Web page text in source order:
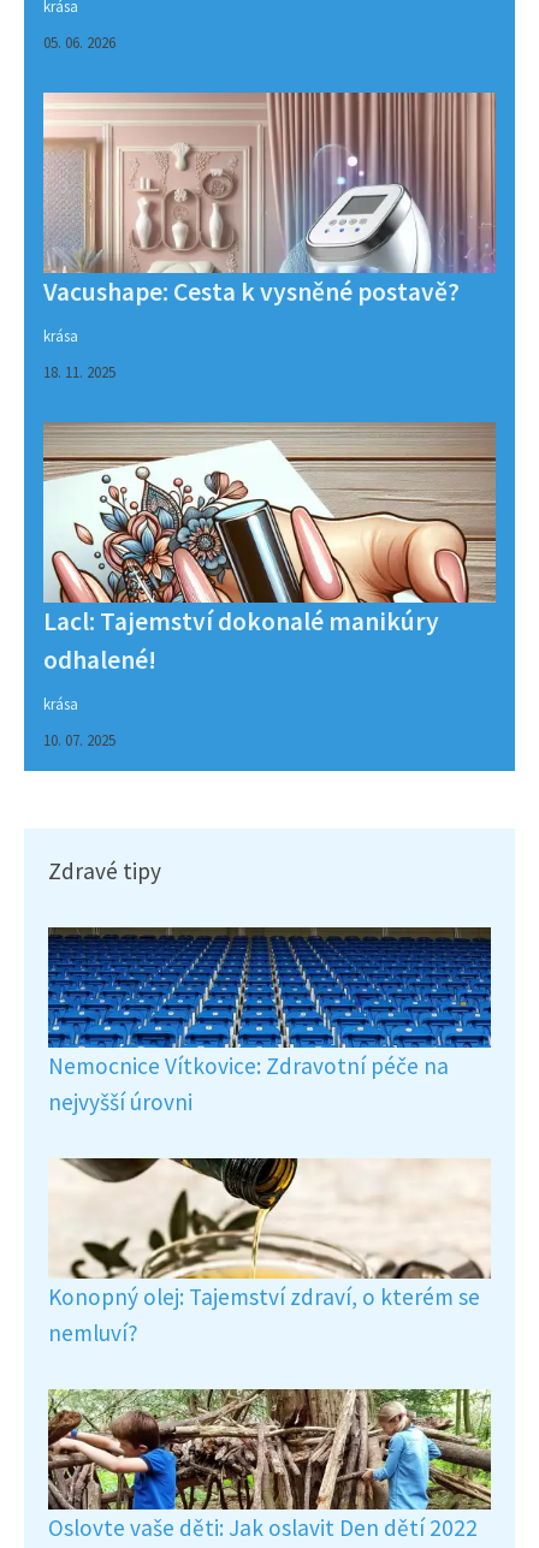
krása
05. 06. 2026
Vacushape: Cesta k vysněné postavě?
krása
18. 11. 2025
Lacl: Tajemství dokonalé manikúry
odhalené!
krása
10. 07. 2025
Zdravé tipy
Nemocnice Vítkovice: Zdravotní péče na
nejvyšší úrovni
Konopný olej: Tajemství zdraví, o kterém se
nemluví?
Oslovte vaše děti: Jak oslavit Den dětí 2022